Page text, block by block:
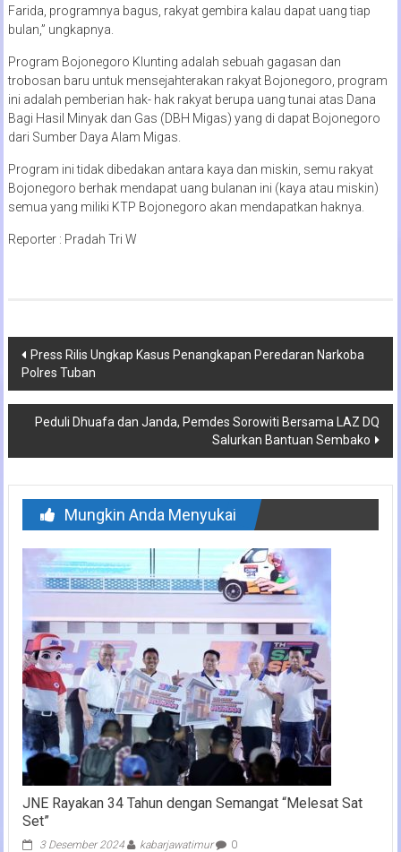
Farida, programnya bagus, rakyat gembira kalau dapat uang tiap
bulan,” ungkapnya.
Program Bojonegoro Klunting adalah sebuah gagasan dan
trobosan baru untuk mensejahterakan rakyat Bojonegoro, program
ini adalah pemberian hak- hak rakyat berupa uang tunai atas Dana
Bagi Hasil Minyak dan Gas (DBH Migas) yang di dapat Bojonegoro
dari Sumber Daya Alam Migas.
Program ini tidak dibedakan antara kaya dan miskin, semu rakyat
Bojonegoro berhak mendapat uang bulanan ini (kaya atau miskin)
semua yang miliki KTP Bojonegoro akan mendapatkan haknya.
Reporter : Pradah Tri W
Navigasi
pos
Press Rilis Ungkap Kasus Penangkapan Peredaran Narkoba
Polres Tuban
Peduli Dhuafa dan Janda, Pemdes Sorowiti Bersama LAZ DQ
Salurkan Bantuan Sembako
Mungkin Anda Menyukai
JNE Rayakan 34 Tahun dengan Semangat “Melesat Sat
Set”
3 Desember 2024 kabarjawatimur 0